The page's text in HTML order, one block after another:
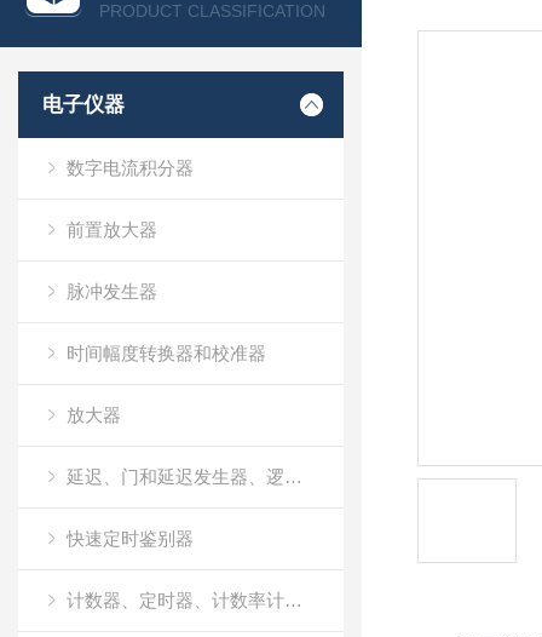
PRODUCT CLASSIFICATION
电子仪器
数字电流积分器
前置放大器
脉冲发生器
时间幅度转换器和校准器
放大器
延迟、门和延迟发生器、逻辑模块和线性门
快速定时鉴别器
计数器、定时器、计数率计和多通道定标器（MCS）